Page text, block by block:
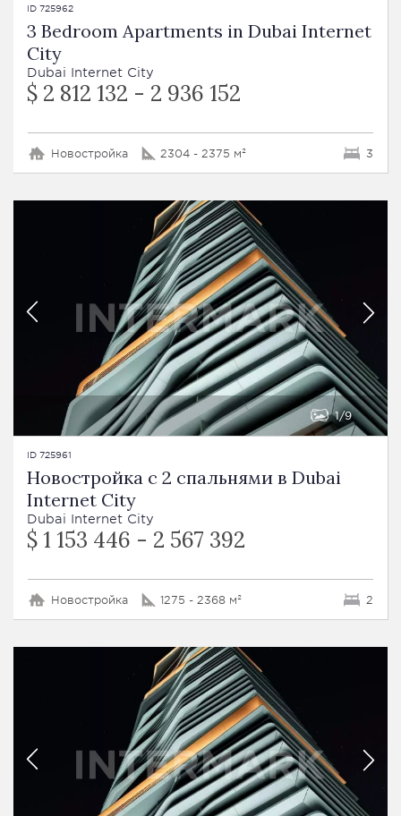
ID 725962
3 Bedroom Apartments in Dubai Internet
City
Dubai Internet City
$ 2 812 132 - 2 936 152
Новостройка 2304 - 2375 м² 3
1 9
ID 725961
Новостройка с 2 спальнями в Dubai
Internet City
Dubai Internet City
$ 1 153 446 - 2 567 392
Новостройка 1275 - 2368 м² 2